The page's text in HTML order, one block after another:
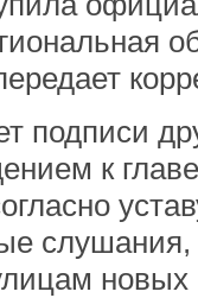
подписи
к